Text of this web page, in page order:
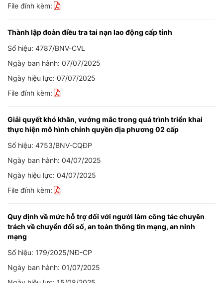
File đính kèm:
Thành lập đoàn điều tra tai nạn lao động cấp tỉnh
Số hiệu: 4787/BNV-CVL
Ngày ban hành: 07/07/2025
Ngày hiệu lực: 07/07/2025
File đính kèm:
Giải quyết khó khăn, vướng mắc trong quá trình triển khai
thực hiện mô hình chính quyền địa phương 02 cấp
Số hiệu: 4753/BNV-CQĐP
Ngày ban hành: 04/07/2025
Ngày hiệu lực: 04/07/2025
File đính kèm:
Quy định về mức hỗ trợ đối với người làm công tác chuyên
trách về chuyển đổi số, an toàn thông tin mạng, an ninh
mạng
Số hiệu: 179/2025/NĐ-CP
Ngày ban hành: 01/07/2025